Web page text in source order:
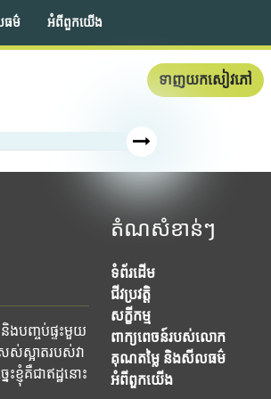
ធម៌ អំពី​ពួក​យើង
ទាញយកសៀវភៅ
ងបញ្ចប់ផ្ទះមួយ
ស្អាតរបស់វា
ខ្ញុំគឺជាឥដ្ឋនោះ
តំណសំខាន់ៗ
ទំព័រដើម
ជីវប្រវត្តិ
សក្ខីកម្ម
ពាក្យពេចន៍របស់លោក
គុណតម្លៃ និងសីលធម៌
អំពី​ពួក​យើង